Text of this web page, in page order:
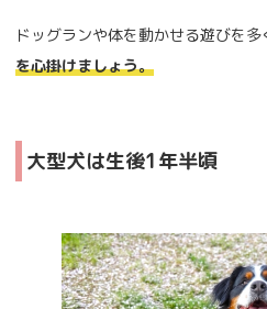
ドッグランや体を動かせる遊びを多
を心掛けましょう。
大型犬は生後1年半頃